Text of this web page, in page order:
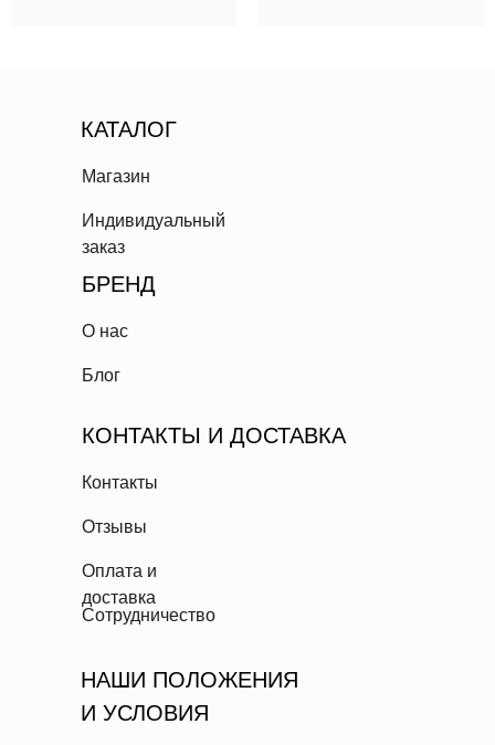
КАТАЛОГ
БРЕНД
КОНТАКТЫ И ДОСТАВКА
Магазин
Индивидуальный
заказ
О нас
Блог
Контакты
Отзывы
Оплата и
доставка
Сотрудничество
НАШИ ПОЛОЖЕНИЯ
И УСЛОВИЯ